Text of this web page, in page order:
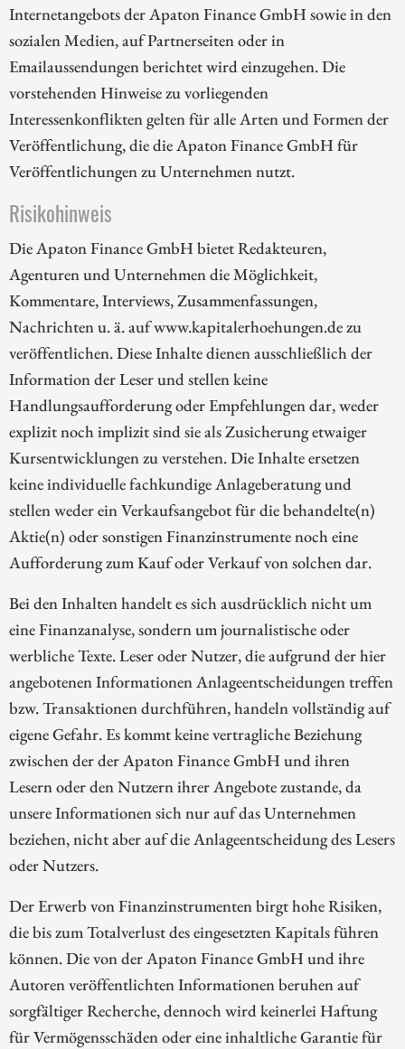
Internetangebots der Apaton Finance GmbH sowie in den
sozialen Medien, auf Partnerseiten oder in
Emailaussendungen berichtet wird einzugehen. Die
vorstehenden Hinweise zu vorliegenden
Interessenkonflikten gelten für alle Arten und Formen der
Veröffentlichung, die die Apaton Finance GmbH für
Veröffentlichungen zu Unternehmen nutzt.
Risikohinweis
Die Apaton Finance GmbH bietet Redakteuren,
Agenturen und Unternehmen die Möglichkeit,
Kommentare, Interviews, Zusammenfassungen,
Nachrichten u. ä. auf www.kapitalerhoehungen.de zu
veröffentlichen. Diese Inhalte dienen ausschließlich der
Information der Leser und stellen keine
Handlungsaufforderung oder Empfehlungen dar, weder
explizit noch implizit sind sie als Zusicherung etwaiger
Kursentwicklungen zu verstehen. Die Inhalte ersetzen
keine individuelle fachkundige Anlageberatung und
stellen weder ein Verkaufsangebot für die behandelte(n)
Aktie(n) oder sonstigen Finanzinstrumente noch eine
Aufforderung zum Kauf oder Verkauf von solchen dar.
Bei den Inhalten handelt es sich ausdrücklich nicht um
eine Finanzanalyse, sondern um journalistische oder
werbliche Texte. Leser oder Nutzer, die aufgrund der hier
angebotenen Informationen Anlageentscheidungen treffen
bzw. Transaktionen durchführen, handeln vollständig auf
eigene Gefahr. Es kommt keine vertragliche Beziehung
zwischen der der Apaton Finance GmbH und ihren
Lesern oder den Nutzern ihrer Angebote zustande, da
unsere Informationen sich nur auf das Unternehmen
beziehen, nicht aber auf die Anlageentscheidung des Lesers
oder Nutzers.
Der Erwerb von Finanzinstrumenten birgt hohe Risiken,
die bis zum Totalverlust des eingesetzten Kapitals führen
können. Die von der Apaton Finance GmbH und ihre
Autoren veröffentlichten Informationen beruhen auf
sorgfältiger Recherche, dennoch wird keinerlei Haftung
für Vermögensschäden oder eine inhaltliche Garantie für